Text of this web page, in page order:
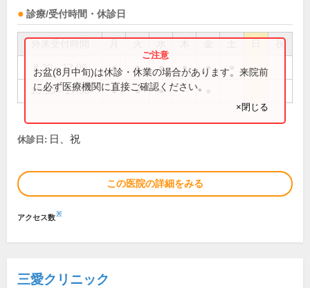
診療/受付時間・休診日
祝
8:30～12:00 ● ● ● ● ●
13:30～17:30 ● ● ●
お盆(8月中旬)は休診・休業の場合があります。来院前
に必ず医療機関に直接ご確認ください。
×閉じる
休診日: 日、祝
この医院の詳細をみる
アクセス数※
三愛クリニック